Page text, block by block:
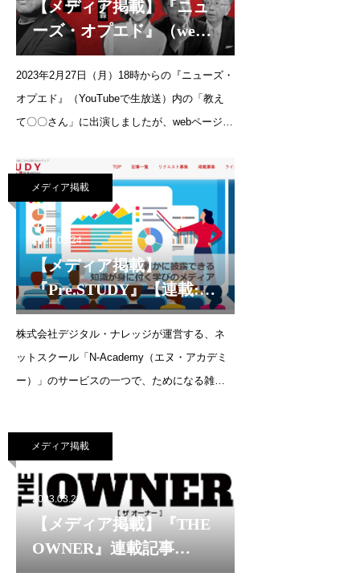
【メディア掲載】『ニュ
ーズ・オプエド』（web
ページ）
2023年2月27日（月）18時からの『ニューズ・
オプエド』（YouTubeで生放送）内の「教え
て〇〇さん」に出演しましたが、webページか
ナーよりご確認いただけます。↓ ↓ ↓
メディア掲載
2023.03.24
【メディア掲載】
『Pre.STUDY』【連載:は
じめてのデジタルマーケ
ティング超入門】（2023
年3月23日）
株式会社デジタル・ナレッジが運営する、ネ
ットスクール「N-Academy（エヌ・アカデミ
ー）」のサービスの一つで、ためになる雑学
事がはじまりました。【連載:はじめてのデジ
タルマーケテ
メディア掲載
2023.03.22
【メディア掲載】『THE
OWNER』連載記事
（2023年3月22日）